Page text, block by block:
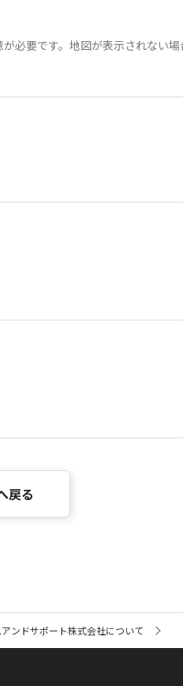
必要です。地図が表示されない場
戻る
ンドサポート株式会社について